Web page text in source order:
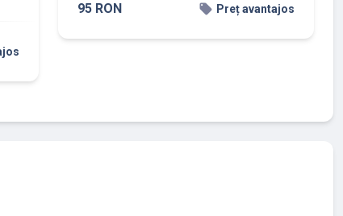
95 RON local_offer Preț avantajos